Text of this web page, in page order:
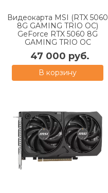
Видеокарта MSI (RTX 5060
8G GAMING TRIO OC)
GeForce RTX 5060 8G
GAMING TRIO OC
47 000 руб.
В корзину